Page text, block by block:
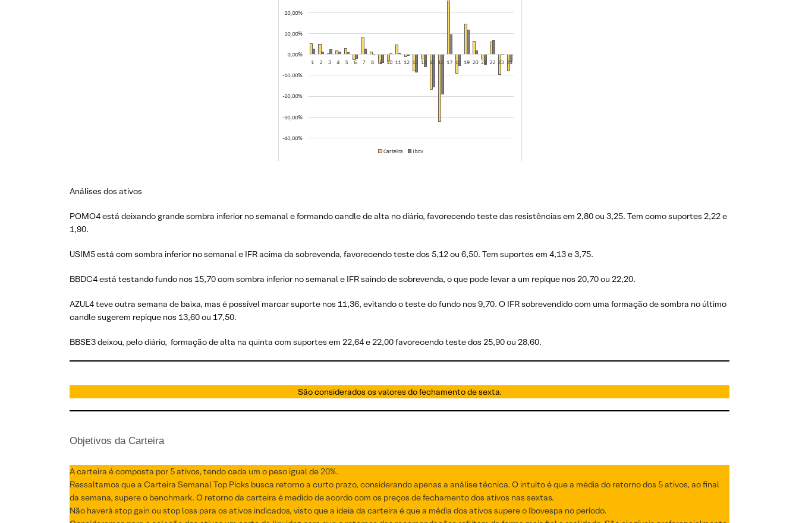
Análises dos ativos
POMO4 está deixando grande sombra inferior no semanal e formando candle de alta no diário, favorecendo teste das resistências em 2,80 ou 3,25. Tem como suportes 2,22 e
1,90.
USIM5 está com sombra inferior no semanal e IFR acima da sobrevenda, favorecendo teste dos 5,12 ou 6,50. Tem suportes em 4,13 e 3,75.
BBDC4 está testando fundo nos 15,70 com sombra inferior no semanal e IFR saindo de sobrevenda, o que pode levar a um repique nos 20,70 ou 22,20.
AZUL4 teve outra semana de baixa, mas é possível marcar suporte nos 11,36, evitando o teste do fundo nos 9,70. O IFR sobrevendido com uma formação de sombra no último
candle sugerem repique nos 13,60 ou 17,50.
BBSE3 deixou, pelo diário, formação de alta na quinta com suportes em 22,64 e 22,00 favorecendo teste dos 25,90 ou 28,60.
São considerados os valores do fechamento de sexta.
Objetivos da Carteira
A carteira é composta por 5 ativos, tendo cada um o peso igual de 20%.
Ressaltamos que a Carteira Semanal Top Picks busca retorno a curto prazo, considerando apenas a análise técnica. O intuito é que a média do retorno dos 5 ativos, ao final
da semana, supere o benchmark. O retorno da carteira é medido de acordo com os preços de fechamento dos ativos nas sextas.
Não haverá stop gain ou stop loss para os ativos indicados, visto que a ideia da carteira é que a média dos ativos supere o Ibovespa no período.